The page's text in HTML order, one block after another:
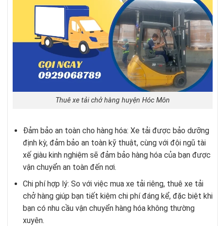
Thuê xe tải chở hàng huyện Hóc Môn
Đảm bảo an toàn cho hàng hóa: Xe tải được bảo dưỡng
định kỳ, đảm bảo an toàn kỹ thuật, cùng với đội ngũ tài
xế giàu kinh nghiệm sẽ đảm bảo hàng hóa của bạn được
vận chuyển an toàn đến nơi.
Chi phí hợp lý: So với việc mua xe tải riêng, thuê xe tải
chở hàng giúp bạn tiết kiệm chi phí đáng kể, đặc biệt khi
bạn có nhu cầu vận chuyển hàng hóa không thường
xuyên.